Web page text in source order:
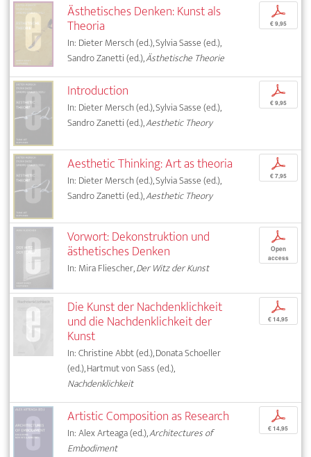
Ästhetisches Denken: Kunst als
Theoria
In: Dieter Mersch (ed.), Sylvia Sasse (ed.),
Sandro Zanetti (ed.),Ästhetische Theorie
p
€ 9,95
Introduction
In: Dieter Mersch (ed.), Sylvia Sasse (ed.),
Sandro Zanetti (ed.),Aesthetic Theory
p
€ 9,95
Aesthetic Thinking: Art as theoria
In: Dieter Mersch (ed.), Sylvia Sasse (ed.),
Sandro Zanetti (ed.),Aesthetic Theory
p
€ 7,95
Vorwort: Dekonstruktion und
ästhetisches Denken
In: Mira Fliescher,Der Witz der Kunst
p
Open
access
Die Kunst der Nachdenklichkeit
und die Nachdenklichkeit der
Kunst
In: Christine Abbt (ed.), Donata Schoeller
(ed.), Hartmut von Sass (ed.),
Nachdenklichkeit
p
€ 14,95
Artistic Composition as Research
In: Alex Arteaga (ed.),Architectures of
Embodiment
p
€ 14,95